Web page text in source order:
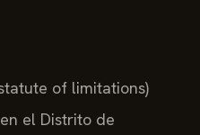
of limitations)
el Distrito de